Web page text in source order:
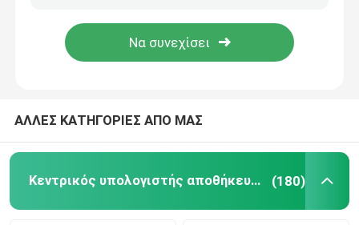
Επισκέψεις στο εργοστάσιο
ΑΛΛΕΣ ΚΑΤΗΓΟΡΙΕΣ ΑΠΟ ΜΑΣ
Κεντρικός υπολογιστής αποθήκευσης ραφιών (180)